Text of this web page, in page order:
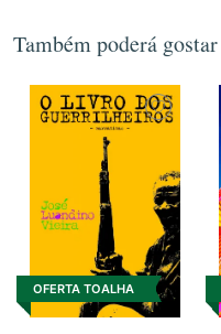
Também poderá gostar
OFERTA TOALHA